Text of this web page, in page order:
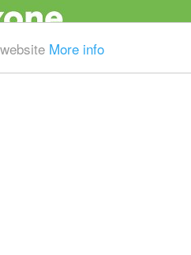
More info